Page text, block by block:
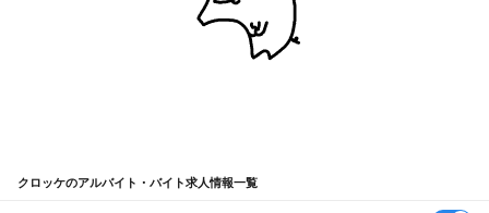
クロッケのアルバイト・バイト求人情報一覧